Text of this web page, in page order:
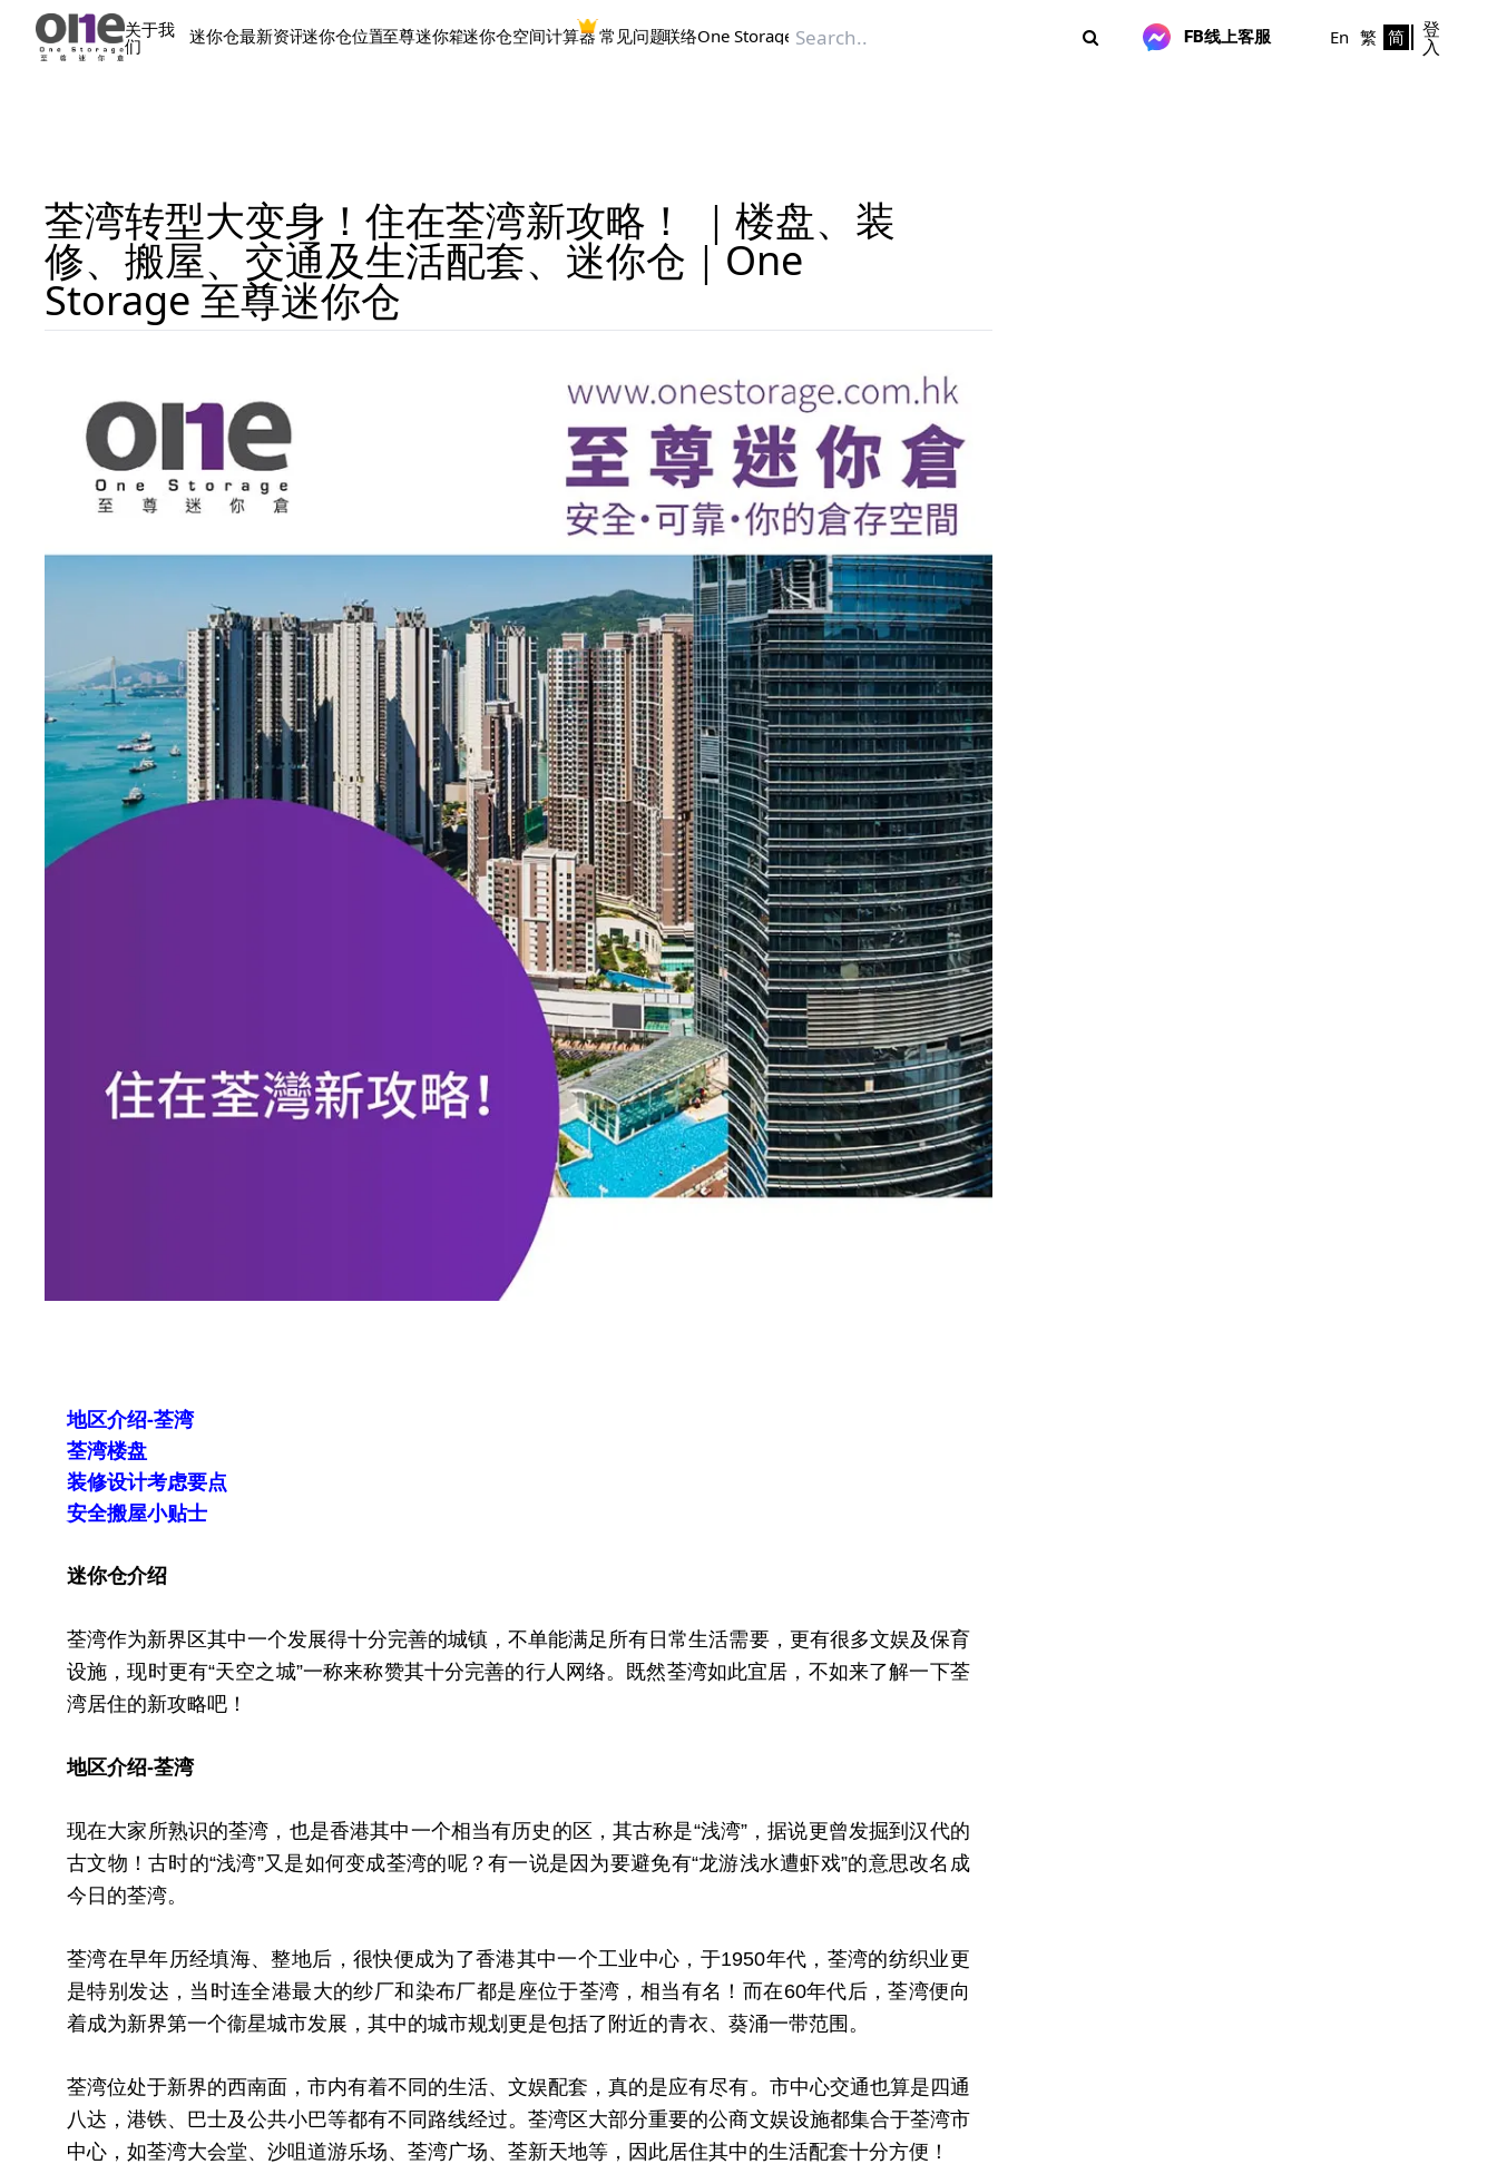
关于我
们 迷你仓最新资讯迷你仓位置至尊迷你箱迷你仓空间计算器常见问题联络One Storage FB线上客服 En 繁 简 登
入
荃湾转型大变身！住在荃湾新攻略！ ｜楼盘、装
修、搬屋、交通及生活配套、迷你仓｜One
Storage 至尊迷你仓
地区介绍-荃湾
荃湾楼盘
装修设计考虑要点
安全搬屋小贴士
迷你仓介绍
荃湾作为新界区其中一个发展得十分完善的城镇，不单能满足所有日常生活需要，更有很多文娱及保育
设施，现时更有“天空之城”一称来称赞其十分完善的行人网络。既然荃湾如此宜居，不如来了解一下荃
湾居住的新攻略吧！
地区介绍-荃湾
现在大家所熟识的荃湾，也是香港其中一个相当有历史的区，其古称是“浅湾”，据说更曾发掘到汉代的
古文物！古时的“浅湾”又是如何变成荃湾的呢？有一说是因为要避免有“龙游浅水遭虾戏”的意思改名成
今日的荃湾。
荃湾在早年历经填海、整地后，很快便成为了香港其中一个工业中心，于1950年代，荃湾的纺织业更
是特别发达，当时连全港最大的纱厂和染布厂都是座位于荃湾，相当有名！而在60年代后，荃湾便向
着成为新界第一个衞星城市发展，其中的城市规划更是包括了附近的青衣、葵涌一带范围。
荃湾位处于新界的西南面，市内有着不同的生活、文娱配套，真的是应有尽有。市中心交通也算是四通
八达，港铁、巴士及公共小巴等都有不同路线经过。荃湾区大部分重要的公商文娱设施都集合于荃湾市
中心，如荃湾大会堂、沙咀道游乐场、荃湾广场、荃新天地等，因此居住其中的生活配套十分方便！